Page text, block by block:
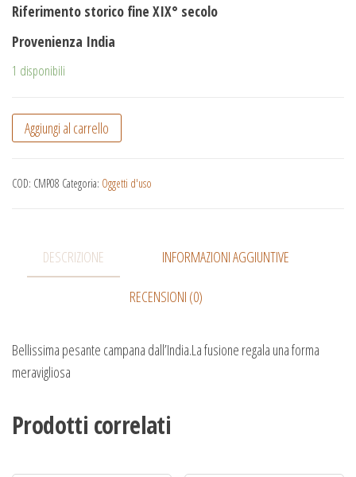
Riferimento storico fine XIX° secolo
Provenienza India
1 disponibili
Aggiungi al carrello
COD: CMP08 Categoria: Oggetti d'uso
DESCRIZIONE INFORMAZIONI AGGIUNTIVE
RECENSIONI (0)
Bellissima pesante campana dall’India.La fusione regala una forma
meravigliosa
Prodotti correlati